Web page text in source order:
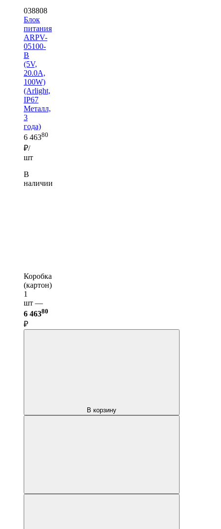
038808
Блок
питания
ARPV-
05100-
B
(5V,
20.0A,
100W)
(Arlight,
IP67
Металл,
3
года)
6 46380
₽/
шт
В
наличии
Коробка
(картон)
1
шт —
6 46380
₽
В корзину